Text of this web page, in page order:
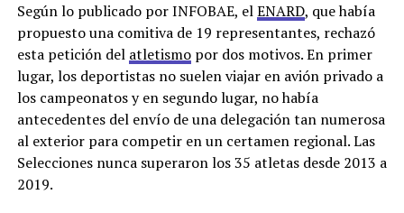
Según lo publicado por INFOBAE, elENARD, que había
propuesto una comitiva de 19 representantes, rechazó
esta petición del atletismopor dos motivos. En primer
lugar, los deportistas no suelen viajar en avión privado a
los campeonatos y en segundo lugar, no había
antecedentes del envío de una delegación tan numerosa
al exterior para competir en un certamen regional. Las
Selecciones nunca superaron los 35 atletas desde 2013 a
2019.